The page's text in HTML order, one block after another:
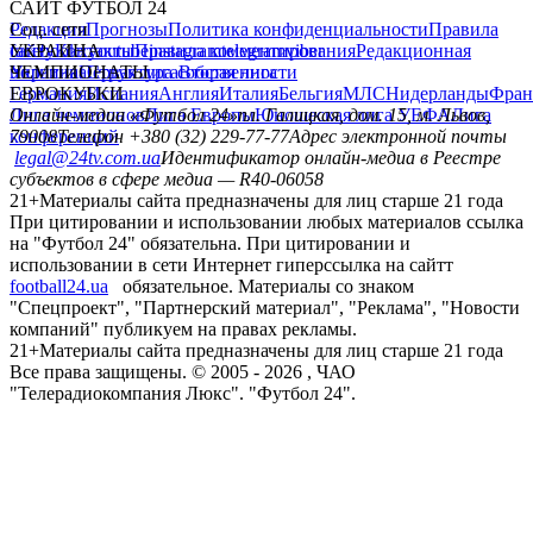
САЙТ ФУТБОЛ 24
РедакцияПрогнозыПолитика конфиденциальностиПравила
сайтуКонтактыПравила комментированияРедакционная
политикаСтруктура собственности
Соц. сети
facebookxyoutubeinstagramtelegramviber
УКРАИНА
УкраинаПервая лигаВторая лига
ЧЕМПИОНАТЫ
ГерманияИспанияАнглияИталияБельгияМЛСНидерланды
ЕВРОКУБКИ
Лига чемпионовЛига ЕвропыЮношеская лига УЕФАЛига
конференций
Онлайн-медиа «Футбол 24»пл. Галицкая, дом. 15, м. Львов,
79008Телефон +380 (32) 229-77-77Адрес электронной почты
legal@24tv.com.uaИдентификатор онлайн-медиа в Реестре
субъектов в сфере медиа — R40-06058
21+Материалы сайта предназначены для лиц старше 21 года
При цитировании и использовании любых материалов ссылка
на "Футбол 24" обязательна. При цитировании и
использовании в сети Интернет гиперссылка на сайтт
football24.ua
обязательное. Материалы со знаком
"Спецпроект", "Партнерский материал", "Реклама", "Новости
компаний" публикуем на правах рекламы.
21+Материалы сайта предназначены для лиц старше 21 года
Все права защищены. © 2005 - 2026 , ЧАО
"Телерадиокомпания Люкс". "Футбол 24".